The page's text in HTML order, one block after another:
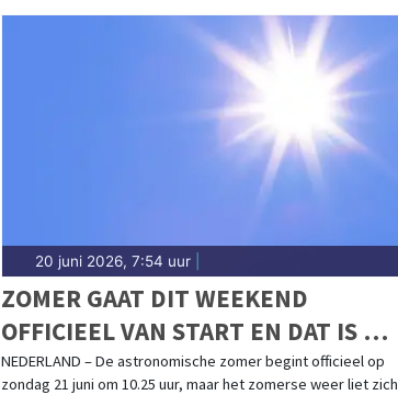
20 juni 2026, 7:54 uur|
ZOMER GAAT DIT WEEKEND
OFFICIEEL VAN START EN DAT IS TE
MERKEN
NEDERLAND – De astronomische zomer begint officieel op
zondag 21 juni om 10.25 uur, maar het zomerse weer liet zich